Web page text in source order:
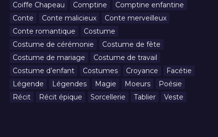
Coiffe Chapeau
Comptine
Comptine enfantine
Conte
Conte malicieux
Conte merveilleux
Conte romantique
Costume
Costume de cérémonie
Costume de fête
Costume de mariage
Costume de travail
Costume d’enfant
Costumes Croyance
Facétie
Légende
Légendes Magie Moeurs
Poésie
Récit
Récit épique Sorcellerie Tablier Veste